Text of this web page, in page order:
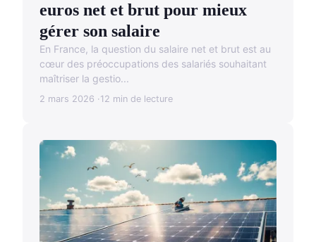
euros net et brut pour mieux
gérer son salaire
En France, la question du salaire net et brut est au
cœur des préoccupations des salariés souhaitant
maîtriser la gestio...
2 mars 2026 12 min de lecture